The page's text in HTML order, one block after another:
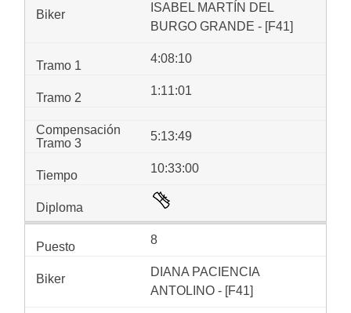
ISABEL MARTÍN DEL
BURGO GRANDE - [F41]
4:08:10
1:11:01
5:13:49
10:33:00
8
DIANA PACIENCIA
ANTOLINO - [F41]